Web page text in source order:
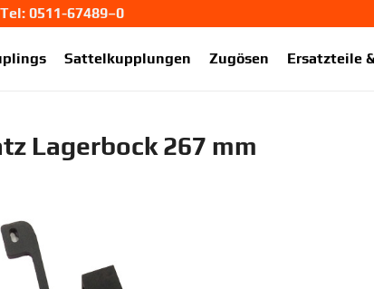
Tel: 0511-67489–0
Sattelkupplungen Zugösen Ersatzteile
Lagerbock 267 mm